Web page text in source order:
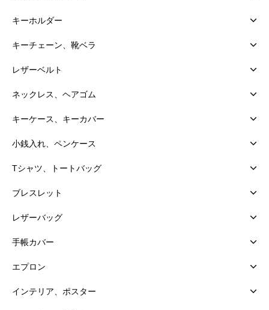
キーホルダー
キーチェーン、靴ベラ
レザーベルト
ネックレス、ヘアゴム
キーケース、キーカバー
小銭入れ、ペンケース
Tシャツ、トートバッグ
ブレスレット
レザーバッグ
手帳カバー
エプロン
インテリア、ポスター